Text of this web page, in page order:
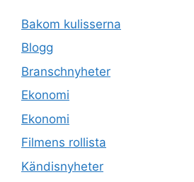
Bakom kulisserna
Blogg
Branschnyheter
Ekonomi
Ekonomi
Filmens rollista
Kändisnyheter